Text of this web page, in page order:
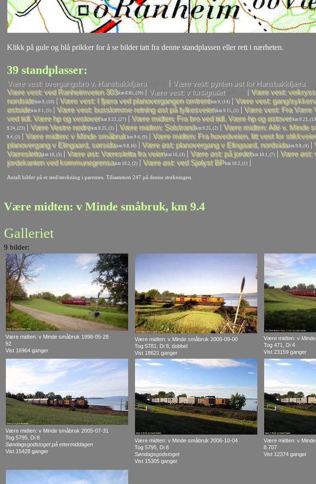
Klikk på gule og blå prikker for å se bilder tatt fra denne standplassen eller rett i nærheten.
39 standplasser:
Være vest: overgangsbro v. Hansbakkfjærakm 8.2, (0) | Være vest: pynten øst for Hansbakkfjærakm
Være vest: ved Ranheimveien 303km 8.85, (20) | Være vest: v forsignaletkm 8.9, (0) | Være vest: veikryss
nordsidekm 9, (10) | Være vest: I fjæra ved planovergangen omtrentkm 9, (14) | Være vest: gang/
østsidekm 9.1, (5) | Være vest: busslomme retning øst på fylkesveienkm 9.15, (1) | Være vest: Fra Være
ved tidl. Være hp og vestoverkm 9.22, (27) | Være midten: Fra bro ved tidl. Være hp og østoverkm 9.22,
9.24, (23) | Være Vestre nedrekm 9.25, (3) | Være midten: Solstrand km 9.25, (2) | Være midten: Allé v. Minde
9.4, (2) | Være midten: v Minde småbrukkm 9.4, (9) | Være midten: Fra hovedveien, litt vest for
planovergang v Elingaard, sørsidakm 9.8, (6) | Være øst: planovergang v Elingaard, nordsidakm 9.8, (4) |
Væreslettakm 10, (3) | Være øst: Væresletta fra veienkm 10, (3) | Være øst: på jordetkm 10.1, (7) | Være øst:
jordekanten ved kommunegrensakm 10.2, (2) | Være øst: ved Sjølyst BPkm 10.2, (1) |
Antall bilder på et sted/strekning i parentes. Tilsammen 247 på denne strekningen.
Være midten: v Minde småbruk, km 9.4
Galleriet
9 bilder:
Være midten: v Minde småbruk 1998-05-28
92
Vist 16964 ganger
Være midten: v Minde småbruk 2000-09-00
Tog 5781, Di 8, dobbel
Vist 18621 ganger
Være midten: v
Tog 471, Di 4
Vist 23159 ganger
Være midten: v Minde småbruk 2005-07-31
Tog 5795, Di 8
Søndagsgodstoget på ettermiddagen
Vist 15428 ganger
Være midten: v Minde småbruk 2006-10-04
Tog 5795, Di 8
Søndagsgodstoget
Vist 15305 ganger
Være midten: v
8.707
Vist 12374 ganger